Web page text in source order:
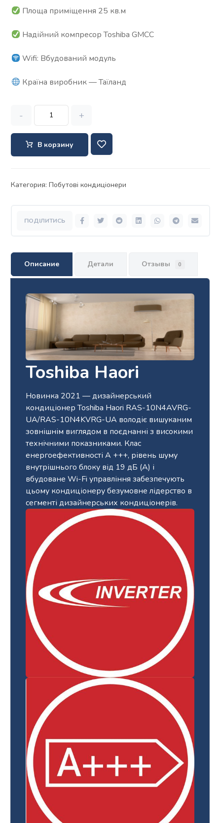
Площа приміщення 25 кв.м
Надійний компресор Toshiba GMCC
Wifi: Вбудований модуль
Країна виробник — Таїланд
- +
В корзину
Категория:Побутові кондиціонери
Описание Детали Отзывы 0
Toshiba Haori
Новинка 2021 — дизайнерський
кондиціонер Toshiba Haori RAS-10N4AVRG-
UA/RAS-10N4KVRG-UA володіє вишуканим
зовнішнім виглядом в поєднанні з високими
технічними показниками. Клас
енергоефективності А +++, рівень шуму
внутрішнього блоку від 19 дБ (А) і
вбудоване Wi-Fi управління забезпечують
цьому кондиціонеру безумовне лідерство в
сегменті дизайнерських кондиціонерів.